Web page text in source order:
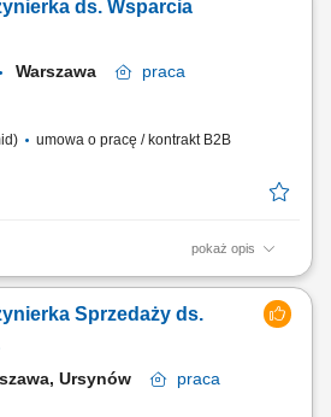
systemów w firmie. Twój zakres
strategii modeli zarządzania dostępem.
ds. Wsparcia
Warszawa
praca
umowa o pracę / kontrakt B2B
pokaż opis
części, materiałów i usług
Przygotowywanie pakietów ofertowych
i zamówień od klientów B2B; Współpraca
w zakresie terminów,
Sprzedaży ds.
Ursynów
praca